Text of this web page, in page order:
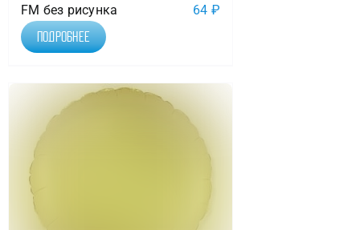
FM без рисунка 64 ₽
Подробнее